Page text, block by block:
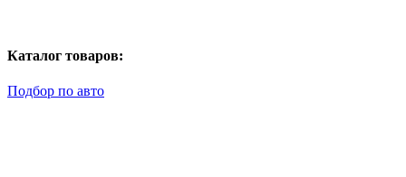
Каталог товаров:
Подбор по авто